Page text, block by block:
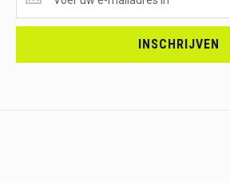
ONTVANGEN?
<br>SCHRIJF
INSCHRIJVEN